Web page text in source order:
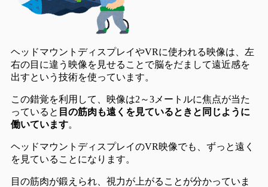
ヘッドマウントディスプレイやVRに使われる映像は、 左
右の目に違う映像を見せることで脳をだまして遠近感を
出すという技術を使っています。
この錯覚を利用して、映像は2～3メートルに焦点が当た
っていると 目の筋肉も遠くを見ているときと同じように
働いています。
ヘッドマウントディスプレイのVR映像でも、 ずっと遠く
を見ている ことになります。
目の筋肉が鍛えられ、視力が上がることが分かっていま